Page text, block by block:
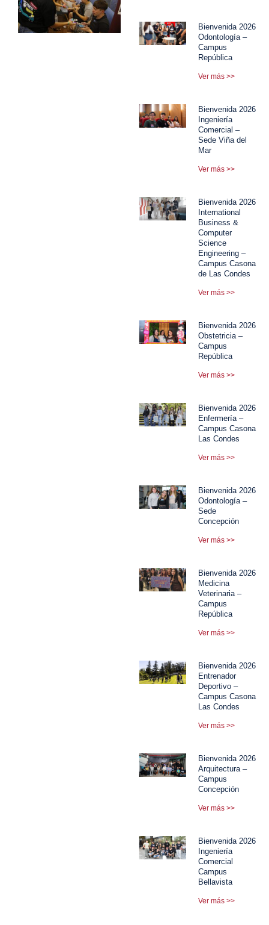
Bienvenida 2026
Odontología –
Campus
República
Ver más >>
Bienvenida 2026
Ingeniería
Comercial –
Sede Viña del
Mar
Ver más >>
Bienvenida 2026
International
Business &
Computer
Science
Engineering –
Campus Casona
de Las Condes
Ver más >>
Bienvenida 2026
Obstetricia –
Campus
República
Ver más >>
Bienvenida 2026
Enfermería –
Campus Casona
Las Condes
Ver más >>
Bienvenida 2026
Odontología –
Sede
Concepción
Ver más >>
Bienvenida 2026
Medicina
Veterinaria –
Campus
República
Ver más >>
Bienvenida 2026
Entrenador
Deportivo –
Campus Casona
Las Condes
Ver más >>
Bienvenida 2026
Arquitectura –
Campus
Concepción
Ver más >>
Bienvenida 2026
Ingeniería
Comercial
Campus
Bellavista
Ver más >>